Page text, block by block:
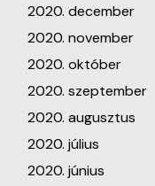
2020. december
2020. november
2020. október
2020. szeptember
2020. augusztus
2020. július
2020. június